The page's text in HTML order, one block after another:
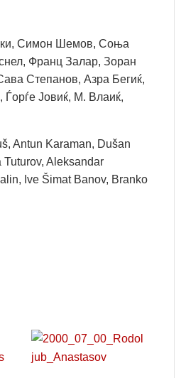
Симон Шемов, Соња
Франц Залар, Зоран
Степанов, Азра Бегиќ,
Јовиќ, М. Влаиќ,
Antun Karaman, Dušan
Aleksandar
Ive Šimat Banov, Branko